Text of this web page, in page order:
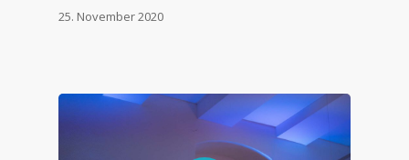
25. November 2020